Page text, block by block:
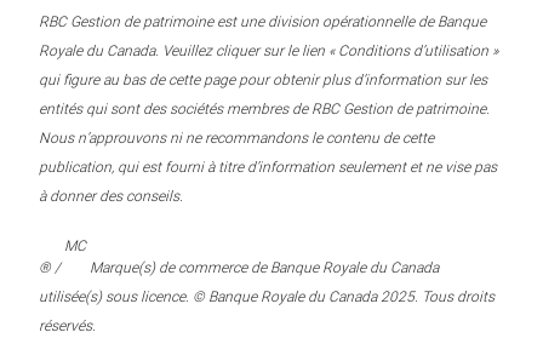
RBC Gestion de patrimoine est une division opérationnelle de Banque
Royale du Canada. Veuillez cliquer sur le lien « Conditions d’utilisation »
qui figure au bas de cette page pour obtenir plus d’information sur les
entités qui sont des sociétés membres de RBC Gestion de patrimoine.
Nous n’approuvons ni ne recommandons le contenu de cette
publication, qui est fourni à titre d’information seulement et ne vise pas
à donner des conseils.
® /
MC
Marque(s) de commerce de Banque Royale du Canada
utilisée(s) sous licence. © Banque Royale du Canada 2025. Tous droits
réservés.